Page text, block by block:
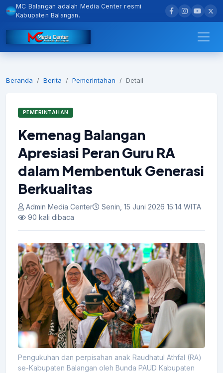
MC Balangan adalah Media Center resmi
Kabupaten Balangan.
Beranda Berita Pemerintahan Detail
PEMERINTAHAN
Kemenag Balangan
Apresiasi Peran Guru RA
dalam Membentuk Generasi
Berkualitas
Admin Media Center
Senin, 15 Juni 2026 15:14 WITA
90 kali dibaca
Pengukuhan dan perpisahan anak Raudhatul Athfal (RA)
se-Kabupaten Balangan oleh Bunda PAUD Kabupaten